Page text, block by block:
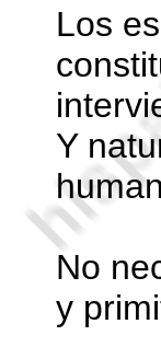
Los
Y
No
y